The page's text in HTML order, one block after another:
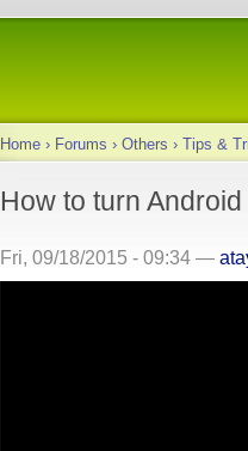
Home › Forums › Others › Tips &
How to turn
Fri, 09/18/2015 - 09:34 —